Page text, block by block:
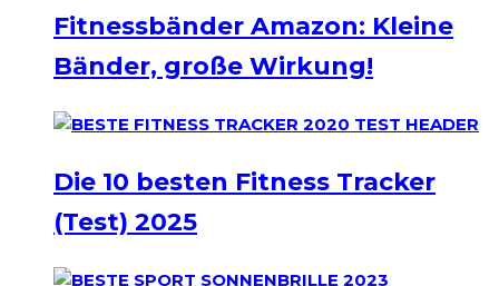
Fitnessbänder Amazon: Kleine
Bänder, große Wirkung!
Die 10 besten Fitness Tracker
(Test) 2025